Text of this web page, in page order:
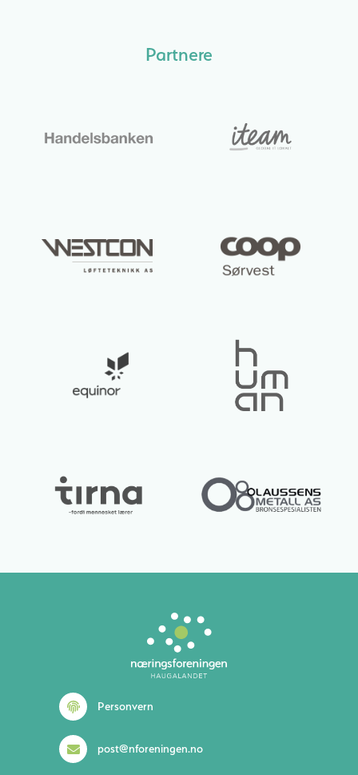
Partnere
Personvern
post@nforeningen.no
Lurer du på noe? 😊